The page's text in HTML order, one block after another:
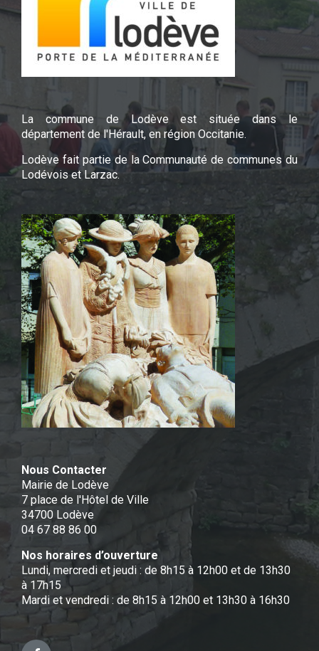
La commune de Lodève est située dans le
département de l'Hérault, en région Occitanie.
Lodève fait partie de la Communauté de communes du
Lodévois et Larzac.
Nous Contacter
Mairie de Lodève
7 place de l'Hôtel de Ville
34700 Lodève
04 67 88 86 00
Nos horaires d’ouverture
Lundi, mercredi et jeudi : de 8h15 à 12h00 et de 13h30
à 17h15
Mardi et vendredi : de 8h15 à 12h00 et 13h30 à 16h30